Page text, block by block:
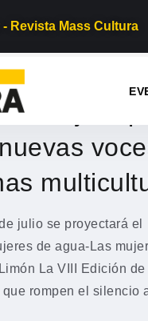
- Revista Mass Cultura
Mujer
julio se proyectará el
de agua-Las
La VIII Edición
que rompen el silencio